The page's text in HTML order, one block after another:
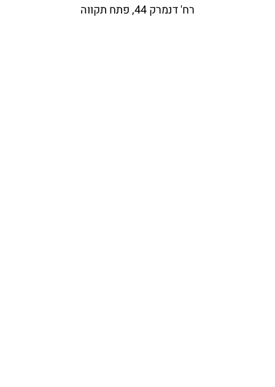
רח' דנמרק 44, פתח תקווה